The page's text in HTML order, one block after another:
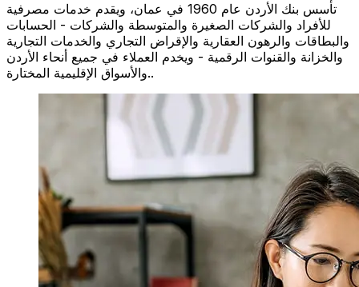
تأسس بنك الأردن عام 1960 في عمان، ويقدم خدمات مصرفية
للأفراد والشركات الصغيرة والمتوسطة والشركات - الحسابات
والبطاقات والرهون العقارية والإقراض التجاري والخدمات التجارية
والخزانة والقنوات الرقمية - ويخدم العملاء في جميع أنحاء الأردن
والأسواق الإقليمية المختارة..